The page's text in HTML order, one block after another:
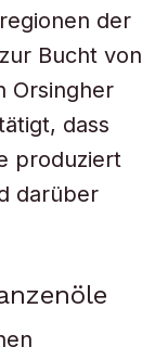
der
Bucht von
Orsingher
dass
produziert
darüber